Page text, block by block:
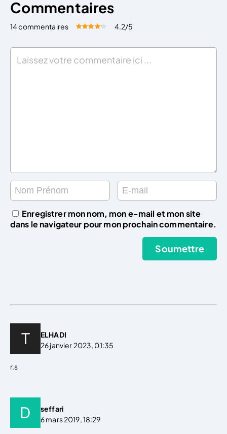
Commentaires
14 commentaires Évaluez cet article:
4.2/5
Enregistrer mon nom, mon e-mail et mon site
dans le navigateur pour mon prochain commentaire.
ELHADI
26 janvier 2023, 01:35
r.s
seffari
6 mars 2019, 18:29